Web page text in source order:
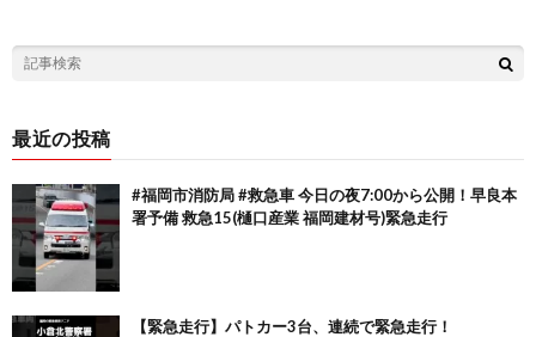
最近の投稿
#福岡市消防局 #救急車 今日の夜7:00から公開！早良本
署予備 救急15(樋口産業 福岡建材号)緊急走行
【緊急走行】パトカー3台、連続で緊急走行！